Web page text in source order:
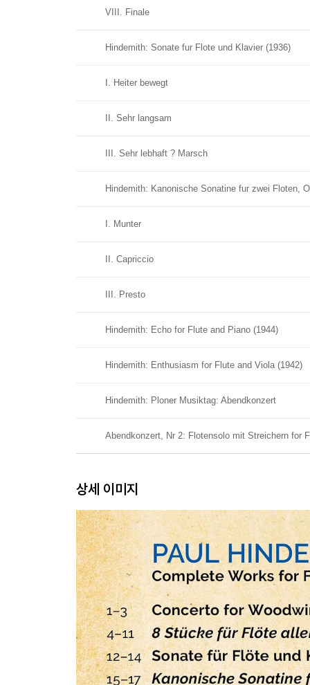
VIII. Finale
Hindemith: Sonate fur Flote und Klavier (1936)
I. Heiter bewegt
II. Sehr langsam
III. Sehr lebhaft ? Marsch
Hindemith: Kanonische Sonatine fur zwei Floten,
I. Munter
II. Capriccio
III. Presto
Hindemith: Echo for Flute and Piano (1944)
Hindemith: Enthusiasm for Flute and Viola (1942)
Hindemith: Ploner Musiktag: Abendkonzert
Abendkonzert, Nr 2: Flotensolo mit Streichern for
상세 이미지